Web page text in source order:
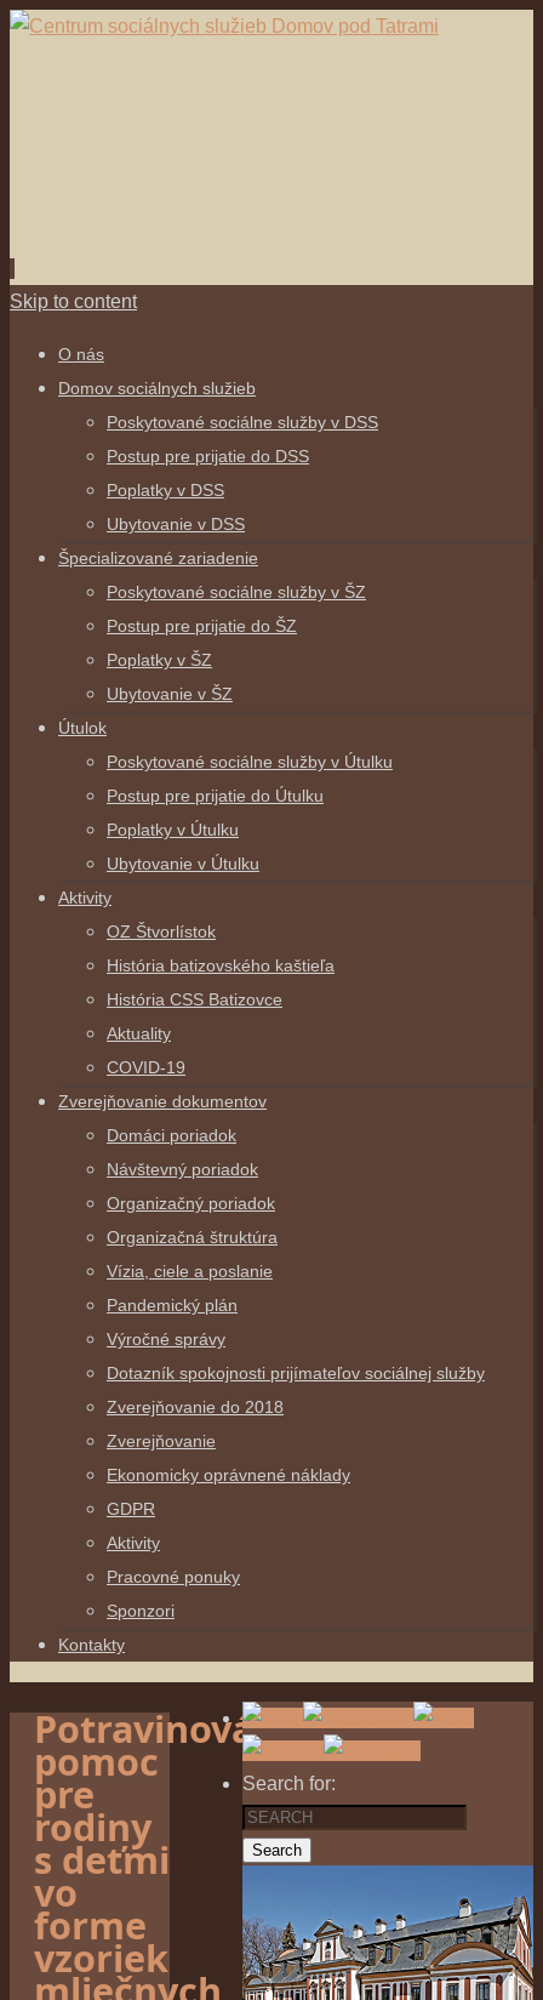
Skip to content
O nás
Domov sociálnych služieb
Poskytované sociálne služby v DSS
Postup pre prijatie do DSS
Poplatky v DSS
Ubytovanie v DSS
Špecializované zariadenie
Poskytované sociálne služby v ŠZ
Postup pre prijatie do ŠZ
Poplatky v ŠZ
Ubytovanie v ŠZ
Útulok
Poskytované sociálne služby v Útulku
Postup pre prijatie do Útulku
Poplatky v Útulku
Ubytovanie v Útulku
Aktivity
OZ Štvorlístok
História batizovského kaštieľa
História CSS Batizovce
Aktuality
COVID-19
Zverejňovanie dokumentov
Domáci poriadok
Návštevný poriadok
Organizačný poriadok
Organizačná štruktúra
Vízia, ciele a poslanie
Pandemický plán
Výročné správy
Dotazník spokojnosti prijímateľov sociálnej služby
Zverejňovanie do 2018
Zverejňovanie
Ekonomicky oprávnené náklady
GDPR
Aktivity
Pracovné ponuky
Sponzori
Kontakty
Potravinová
pomoc
pre
rodiny
s deťmi
vo
forme
vzoriek
Search for:
Search